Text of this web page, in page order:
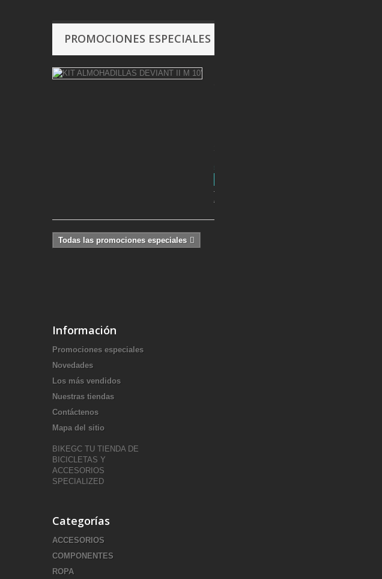
PROMOCIONES ESPECIALES
2010
5,70 €
19,00
€
Todas las promociones especiales
Información
Promociones especiales
Novedades
Los más vendidos
Nuestras tiendas
Contáctenos
Mapa del sitio
BIKEGC TU TIENDA DE
BICICLETAS Y
ACCESORIOS
SPECIALIZED
Categorías
ACCESORIOS
COMPONENTES
ROPA